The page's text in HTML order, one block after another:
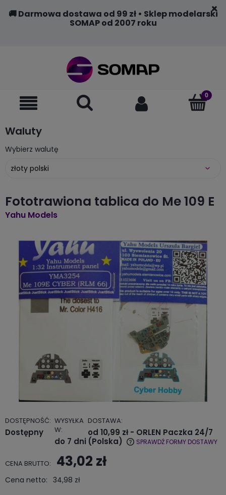
🚚 Darmowa dostawa od 99 zł • Sklep modelarski
SOMAP od 2007 roku
Waluty
Wybierz walutę
Fototrawiona tablica do Me 109 E
Yahu Models
DOSTĘPNOŚĆ:
Dostępny
WYSYŁKA
W:
do 7 dni
DOSTAWA:
od 10,99 zł - ORLEN Paczka 24/7
(Polska)
SPRAWDŹ FORMY DOSTAWY
CENA BRUTTO: 43,02 zł
Cena netto: 34,98 zł